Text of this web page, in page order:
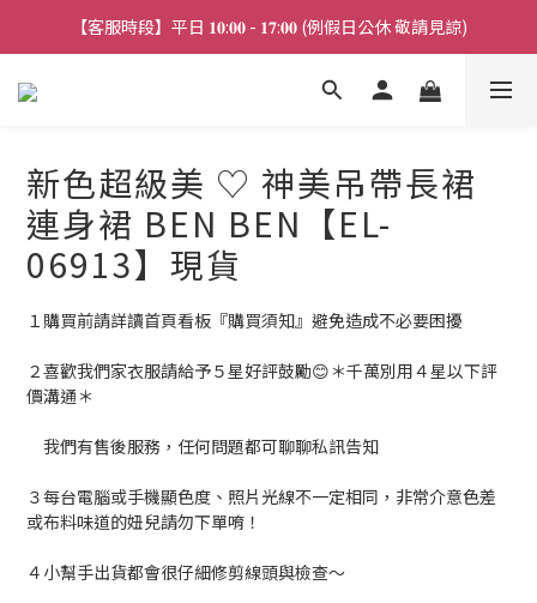
【連線直播】每週二 ~ 週五 𝟐𝟎:𝟎𝟎 詳見 𝑰𝑮 公告
【客服時段】平日 𝟏𝟎:𝟎𝟎 - 𝟏𝟕:𝟎𝟎 (例假日公休 敬請見諒)
【連線直播】每週二 ~ 週五 𝟐𝟎:𝟎𝟎 詳見 𝑰𝑮 公告
新色超級美 ♡ 神美吊帶長裙
連身裙 BEN BEN【EL-
06913】現貨
１購買前請詳讀首頁看板『購買須知』避免造成不必要困擾
２喜歡我們家衣服請給予５星好評鼓勵😊＊千萬別用４星以下評
價溝通＊
我們有售後服務，任何問題都可聊聊私訊告知
３每台電腦或手機顯色度、照片光線不一定相同，非常介意色差
或布料味道的妞兒請勿下單唷！
４小幫手出貨都會很仔細修剪線頭與檢查～